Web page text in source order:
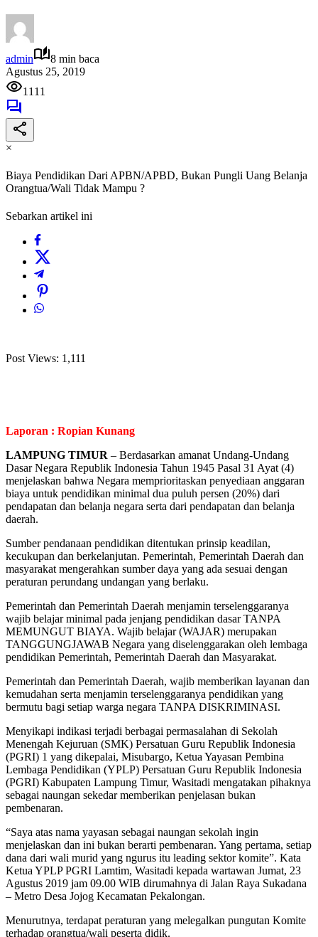
admin
8 min baca
Agustus 25, 2019
1111
×
Biaya Pendidikan Dari APBN/APBD, Bukan Pungli Uang Belanja
Orangtua/Wali Tidak Mampu ?
Sebarkan artikel ini
Post Views: 1,111
Laporan : Ropian Kunang
LAMPUNG TIMUR – Berdasarkan amanat Undang-Undang
Dasar Negara Republik Indonesia Tahun 1945 Pasal 31 Ayat (4)
menjelaskan bahwa Negara memprioritaskan penyediaan anggaran
biaya untuk pendidikan minimal dua puluh persen (20%) dari
pendapatan dan belanja negara serta dari pendapatan dan belanja
daerah.
Sumber pendanaan pendidikan ditentukan prinsip keadilan,
kecukupan dan berkelanjutan. Pemerintah, Pemerintah Daerah dan
masyarakat mengerahkan sumber daya yang ada sesuai dengan
peraturan perundang undangan yang berlaku.
Pemerintah dan Pemerintah Daerah menjamin terselenggaranya
wajib belajar minimal pada jenjang pendidikan dasar TANPA
MEMUNGUT BIAYA. Wajib belajar (WAJAR) merupakan
TANGGUNGJAWAB Negara yang diselenggarakan oleh lembaga
pendidikan Pemerintah, Pemerintah Daerah dan Masyarakat.
Pemerintah dan Pemerintah Daerah, wajib memberikan layanan dan
kemudahan serta menjamin terselenggaranya pendidikan yang
bermutu bagi setiap warga negara TANPA DISKRIMINASI.
Menyikapi indikasi terjadi berbagai permasalahan di Sekolah
Menengah Kejuruan (SMK) Persatuan Guru Republik Indonesia
(PGRI) 1 yang dikepalai, Misubargo, Ketua Yayasan Pembina
Lembaga Pendidikan (YPLP) Persatuan Guru Republik Indonesia
(PGRI) Kabupaten Lampung Timur, Wasitadi mengatakan pihaknya
sebagai naungan sekedar memberikan penjelasan bukan
pembenaran.
“Saya atas nama yayasan sebagai naungan sekolah ingin
menjelaskan dan ini bukan berarti pembenaran. Yang pertama, setiap
dana dari wali murid yang ngurus itu leading sektor komite”. Kata
Ketua YPLP PGRI Lamtim, Wasitadi kepada wartawan Jumat, 23
Agustus 2019 jam 09.00 WIB dirumahnya di Jalan Raya Sukadana
– Metro Desa Jojog Kecamatan Pekalongan.
Menurutnya, terdapat peraturan yang melegalkan pungutan Komite
terhadap orangtua/wali peserta didik.